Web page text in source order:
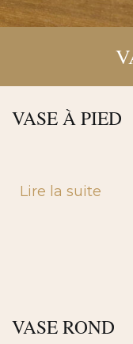
VASE À PIED
Lire la suite
VASE ROND